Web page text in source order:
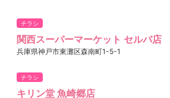
チラシ
関西スーパーマーケット セルバ店
兵庫県神戸市東灘区森南町1-5-1
チラシ
キリン堂 魚崎郷店